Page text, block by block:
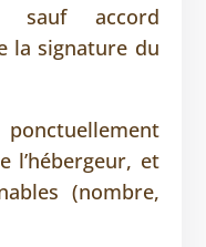
sauf accord
la signature du
l’hébergeur, et
(nombre,